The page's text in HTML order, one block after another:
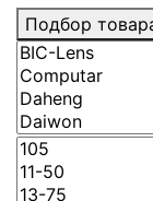
Подбор